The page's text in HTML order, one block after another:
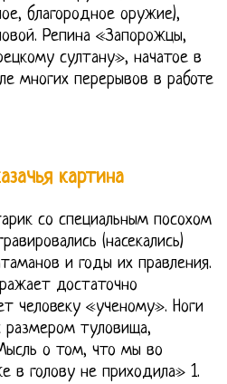
благородное оружие),
Репина «Запорожцы,
султану», начатое в
многих перерывов в работе
картина
со специальным посохом
(насекались)
и годы их правления.
достаточно
человеку «ученому». Ноги
размером туловища,
о том, что мы во
в голову не приходила» 1.